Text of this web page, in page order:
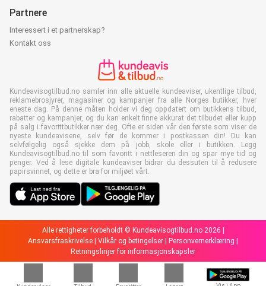
Partnere
Interessert i et partnerskap?
Kontakt oss
Kundeavisogtilbud.no samler inn alle aktuelle kundeaviser, ukentlige tilbud,
reklamebrosjyrer, magasiner og kampanjer fra alle Norges butikker, hver
eneste dag. På denne måten holder vi deg oppdatert om butikkens tilbud,
rabatter og kampanjer, og du kan enkelt finne akkurat det tilbudet eller kupp
på salg i favorittbutikker nær deg. Ofte er siden vår den første som viser de
nyeste kundeavisene, selv før de kommer i postkassen din! Du kan
selvfølgelig også sjekke dem på jobb, skole eller i butikken. Legg
Kundeavisogtilbud.no til som favoritt i nettleseren din og spar mye tid og
penger. Ved å lese digitale kundeaviser bidrar du dessuten til å redusere
papirsvinnet, og dette er bra for miljøet vårt.
Alle rettigheter forbeholdt © Kundeavisogtilbud.no 2026 |
Ansvarsfraskrivelse
Vilkår og betingelser Personvernerklæring
Retningslinjer for informasjonskapsler